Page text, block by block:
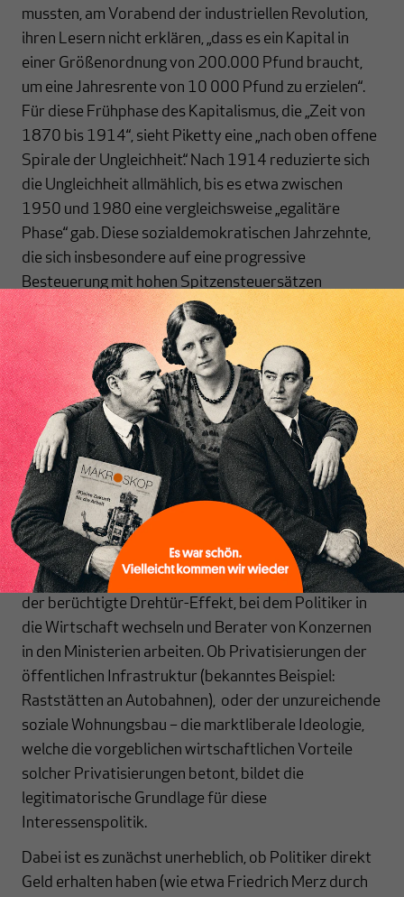
Inhaltsverzeichnis
mussten, am Vorabend der industriellen Revolution,
ihren Lesern nicht erklären, „dass es ein Kapital in
einer Größenordnung von 200.000 Pfund braucht,
um eine Jahresrente von 10 000 Pfund zu erzielen“.
Für diese Frühphase des Kapitalismus, die „Zeit von
1870 bis 1914“, sieht Piketty eine „nach oben offene
Spirale der Ungleichheit.“ Nach 1914 reduzierte sich
die Ungleichheit allmählich, bis es etwa zwischen
1950 und 1980 eine vergleichsweise „egalitäre
Phase“ gab. Diese sozialdemokratischen Jahrzehnte,
die sich insbesondere auf eine progressive
Besteuerung mit hohen Spitzensteuersätzen
stützten, ging jedoch mit der neoliberalen Wende der
1980er zu Ende. Was folgte, war eine neue Phase des
„Hyperkapitalismus“.
Neoliberalismus: Interessenpolitik für die
Vermögenden
Begreift man die Politik des Steuersparens, der
Deregulierung und der Privatisierung als
Interessenspolitik der Vermögenden, dann hat der
Neoliberalismus vorläufig obsiegt. Die bestehenden
parlamentarischen Demokratien sind ein Biotop
legaler Korruption: Parteispenden, Lobbyismus und
der berüchtigte Drehtür-Effekt, bei dem Politiker in
die Wirtschaft wechseln und Berater von Konzernen
in den Ministerien arbeiten. Ob Privatisierungen der
öffentlichen Infrastruktur (bekanntes Beispiel:
Raststätten an Autobahnen), oder der unzureichende
soziale Wohnungsbau – die marktliberale Ideologie,
welche die vorgeblichen wirtschaftlichen Vorteile
solcher Privatisierungen betont, bildet die
legitimatorische Grundlage für diese
Interessenspolitik.
Dabei ist es zunächst unerheblich, ob Politiker direkt
Geld erhalten haben (wie etwa Friedrich Merz durch